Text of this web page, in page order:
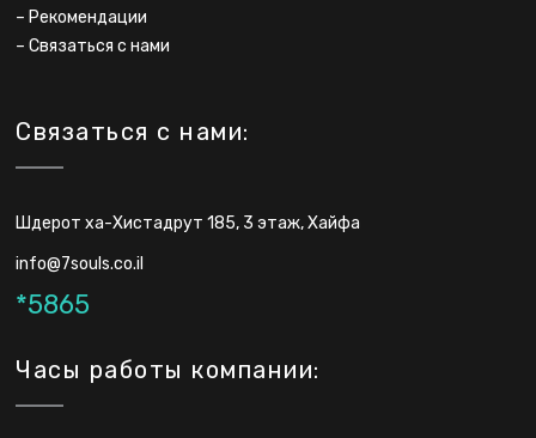
– Рекомендации
–Связаться с нами
Связаться с нами:
Шдерот ха-Хистадрут 185, 3 этаж, Хайфа
info@7souls.co.il
*5865
Часы работы компании: